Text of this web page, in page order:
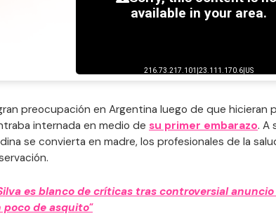
preocupación en Argentina luego de que hicieran
internada en medio de su primer embarazo. A
se convierta en madre, los profesionales de la
es blanco de críticas tras controversial
poco de asquito"